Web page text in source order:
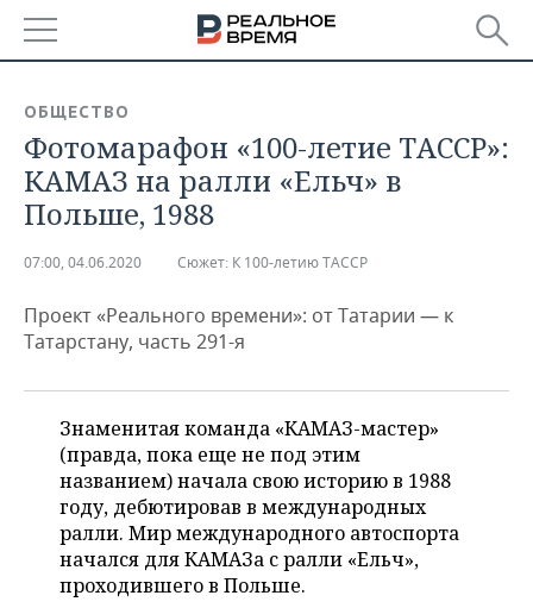
БАШКОРТОСТАН
ТАТАРСТАН
НОВОСТИ
АНАЛИТИКА
ДЕКЛАРАЦИИ О ДОХОДАХ
КОРОЛИ ГОСЗАКАЗА ПФО
КОМУ ПРИНАДЛЕЖАТ
ТОРГОВЫЕ ЦЕНТРЫ
ТАТАРСТАНА
НОВОСТИ ЭКОНОМИКИ
ФИНАНСЫ
БЮДЖЕТ
ИНВЕСТИЦИИ
ПРОМЫШЛЕННОСТЬ
НОВОСТИ
АГРОПРОМ
МАШИНОСТРОЕНИЕ
НЕФТЕХИМИЯ
НЕФТЬ
НЕДВИЖИМОСТЬ
НОВОСТИ АВТО
БИЗНЕС
НОВОСТИ БИЗНЕСА
РОЗНИЧНАЯ ТОРГОВЛЯ
ТЕХНОЛОГИИ
НОВОСТИ ТЕХНОЛОГИЙ
МЕРОПРИЯТИЯ
ОБЩЕСТВО
Фотомарафон «100-летие ТАССР»:
КАМАЗ на ралли «Ельч» в
Польше, 1988
07:00, 04.06.2020 Сюжет: К 100-летию ТАССР
Проект «Реального времени»: от Татарии — к
Татарстану, часть 291-я
Знаменитая команда «КАМАЗ-мастер»
(правда, пока еще не под этим
названием) начала свою историю в 1988
году, дебютировав в международных
ралли. Мир международного автоспорта
начался для КАМАЗа с ралли «Ельч»,
проходившего в Польше.